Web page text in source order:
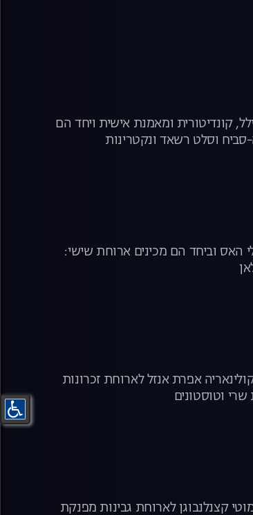
קונדיטורית ומאמנת אישית ויחד הם
וסלט רשאד ונקטרינות
בתכנית על אהבה ולחם. הפעם הוא מארח את השפית ללי האס וביחד הם מכינים ארוחת שישי:
אפרת אנזל לארוחת זכרונות
וטוסטונים
קצנלנבוגן לארוחת גבינות מפנקת